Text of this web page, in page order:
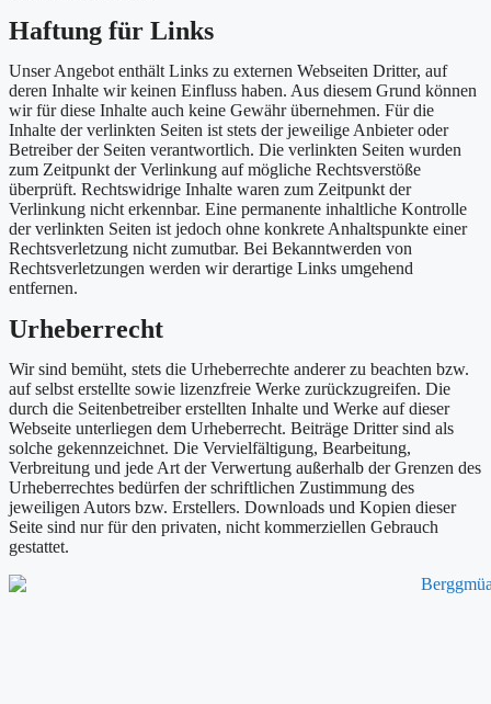
Haftung für Links
Unser Angebot enthält Links zu externen Webseiten Dritter, auf
deren Inhalte wir keinen Einfluss haben. Aus diesem Grund können
wir für diese Inhalte auch keine Gewähr übernehmen. Für die
Inhalte der verlinkten Seiten ist stets der jeweilige Anbieter oder
Betreiber der Seiten verantwortlich. Die verlinkten Seiten wurden
zum Zeitpunkt der Verlinkung auf mögliche Rechtsverstöße
überprüft. Rechtswidrige Inhalte waren zum Zeitpunkt der
Verlinkung nicht erkennbar. Eine permanente inhaltliche Kontrolle
der verlinkten Seiten ist jedoch ohne konkrete Anhaltspunkte einer
Rechtsverletzung nicht zumutbar. Bei Bekanntwerden von
Rechtsverletzungen werden wir derartige Links umgehend
entfernen.
Urheberrecht
Wir sind bemüht, stets die Urheberrechte anderer zu beachten bzw.
auf selbst erstellte sowie lizenzfreie Werke zurückzugreifen. Die
durch die Seitenbetreiber erstellten Inhalte und Werke auf dieser
Webseite unterliegen dem Urheberrecht. Beiträge Dritter sind als
solche gekennzeichnet. Die Vervielfältigung, Bearbeitung,
Verbreitung und jede Art der Verwertung außerhalb der Grenzen des
Urheberrechtes bedürfen der schriftlichen Zustimmung des
jeweiligen Autors bzw. Erstellers. Downloads und Kopien dieser
Seite sind nur für den privaten, nicht kommerziellen Gebrauch
gestattet.